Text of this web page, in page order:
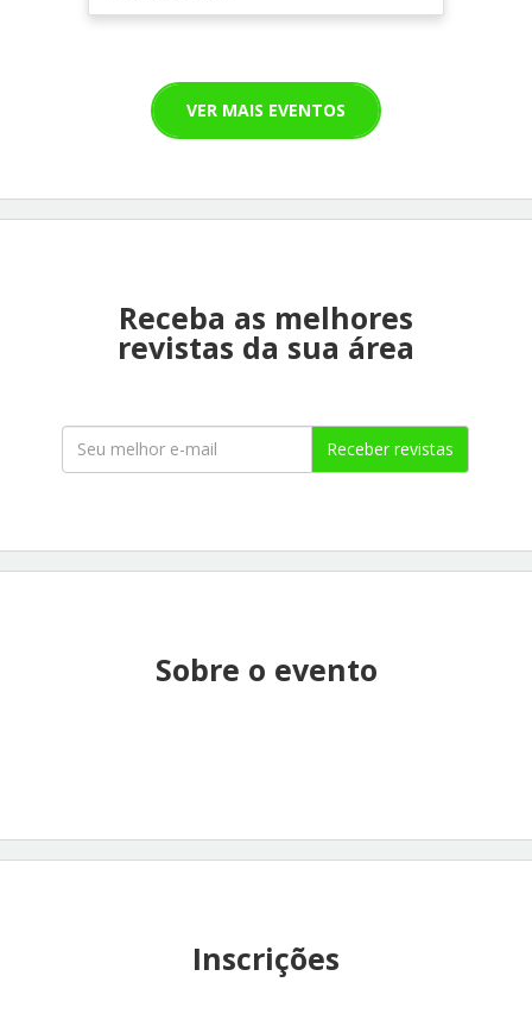
VER MAIS EVENTOS
Receba as melhores
revistas da sua área
Receber revistas
Sobre o evento
Inscrições